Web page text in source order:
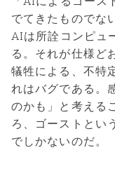
でてきたものでな
AIは所詮コンピュ
る。それが仕様ど
犠牲による、不特
れはバグである。
のかも」と考える
ろ、ゴーストとい
でしかないのだ。